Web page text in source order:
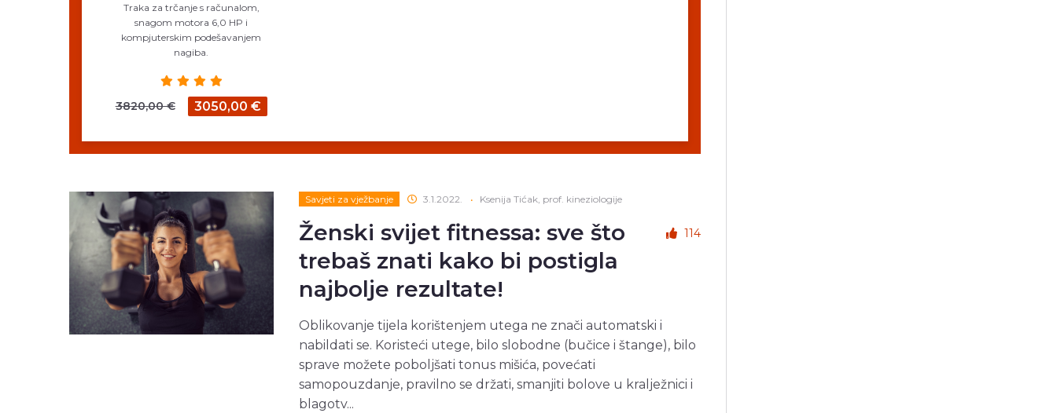
Traka za trčanje s računalom,
snagom motora 6,0 HP i
kompjuterskim podešavanjem
nagiba.
3820,00 € 3050,00 €
Savjeti za vježbanje 3.1.2022. • Ksenija Tićak, prof. kineziologije
Ženski svijet fitnessa: sve što
trebaš znati kako bi postigla
najbolje rezultate!
114
Oblikovanje tijela korištenjem utega ne znači automatski i
nabildati se. Koristeći utege, bilo slobodne (bučice i štange), bilo
sprave možete poboljšati tonus mišića, povećati
samopouzdanje, pravilno se držati, smanjiti bolove u kralježnici i
blagotv...